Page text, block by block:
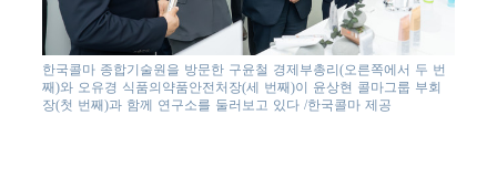
한국콜마 종합기술원을 방문한 구윤철 경제부총리(오른쪽에서 두 번
째)와 오유경 식품의약품안전처장(세 번째)이 윤상현 콜마그룹 부회
장(첫 번째)과 함께 연구소를 둘러보고 있다 /한국콜마 제공